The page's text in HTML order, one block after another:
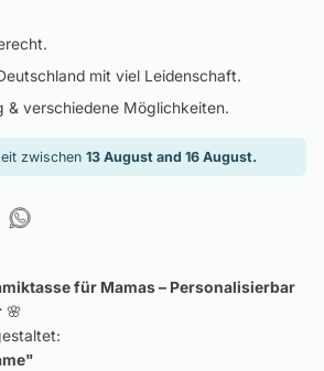
mit viel Leidenschaft.
& verschiedene Möglichkeiten.
zwischen 13 August and 16 August.
für Mamas – Personalisierbar
🌸